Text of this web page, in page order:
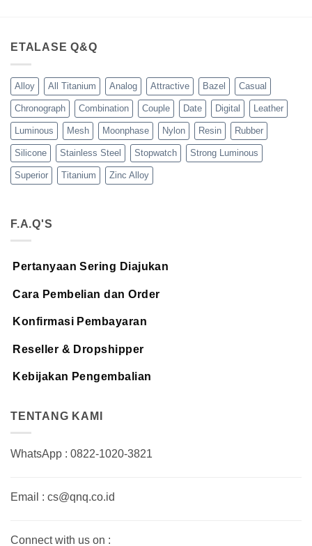
ETALASE Q&Q
Alloy All Titanium Analog Attractive Bazel Casual
Chronograph Combination Couple Date Digital Leather
Luminous Mesh Moonphase Nylon Resin Rubber
Silicone Stainless Steel Stopwatch Strong Luminous
Superior Titanium Zinc Alloy
F.A.Q'S
Pertanyaan Sering Diajukan
Cara Pembelian dan Order
Konfirmasi Pembayaran
Reseller & Dropshipper
Kebijakan Pengembalian
TENTANG KAMI
WhatsApp : 0822-1020-3821
Email : cs@qnq.co.id
Connect with us on :